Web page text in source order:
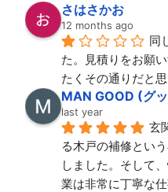
さはさかお
12 months ago
同
た。見積りをお願
たくその通りだと思
MAN GOOD (グ
last year
玄
る木戸の補修とい
しました。そして
業は非常に丁寧な